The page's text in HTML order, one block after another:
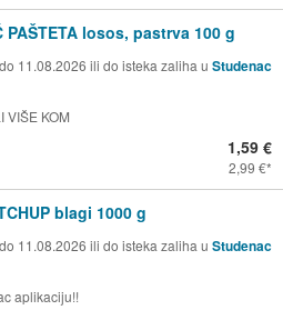
PAŠTETA losos, pastrva 100 g
11.08.2026 ili do isteka zaliha u Studenac
VIŠE KOM
1,59 €
2,99 €
blagi 1000 g
11.08.2026 ili do isteka zaliha u Studenac
aplikaciju!!